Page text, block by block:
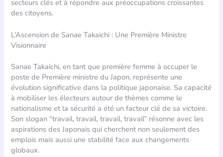
secteurs clés et à répondre aux préoccupations croissantes
des citoyens.
L’Ascension de Sanae Takaichi : Une Première Ministre
Visionnaire
Sanae Takaichi, en tant que première femme à occuper le
poste de Première ministre du Japon, représente une
évolution significative dans la politique japonaise. Sa capacité
à mobiliser les électeurs autour de thèmes comme le
nationalisme et la sécurité a été un facteur clé de sa victoire.
Son slogan “travail, travail, travail, travail” résonne avec les
aspirations des Japonais qui cherchent non seulement des
emplois mais aussi une stabilité face aux changements
globaux.